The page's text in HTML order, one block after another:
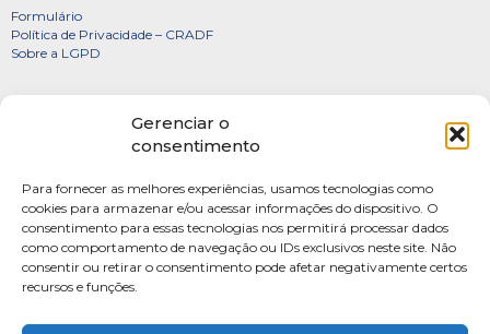
Gerenciar o
consentimento
Para fornecer as melhores experiências, usamos tecnologias como
cookies para armazenar e/ou acessar informações do dispositivo. O
consentimento para essas tecnologias nos permitirá processar dados
como comportamento de navegação ou IDs exclusivos neste site. Não
consentir ou retirar o consentimento pode afetar negativamente certos
recursos e funções.
Formulário
Política de Privacidade – CRADF
Sobre a LGPD
Diretoria
FOTOS
Webmail
Artigos
Escritores do Sistema